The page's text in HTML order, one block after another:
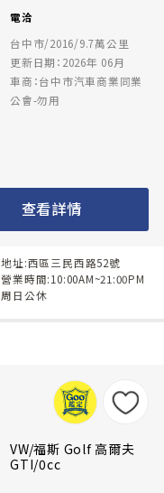
電洽
台中市/2016/9.7萬公里
更新日期：2026年 06月
車商：台中市汽車商業同業
公會-勿用
查看詳情
地址:西區三民西路52號
營業時間:10:00AM~21:00PM
周日公休
VW/福斯 Golf 高爾夫
GTI/0cc